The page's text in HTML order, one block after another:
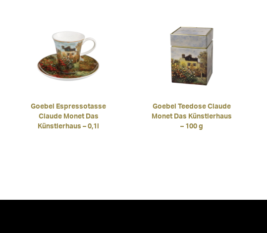
Goebel Espressotasse
Claude Monet Das
Künstlerhaus – 0,1l
Goebel Teedose Claude
Monet Das Künstlerhaus
– 100 g